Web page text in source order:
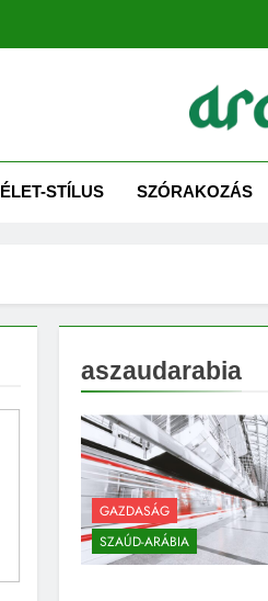
Kapcsolódj az Arab
ÉLET-STÍLUS SZÓRAKOZÁS
aszaudarabia
GAZDASÁG
SZAÚD-ARÁBIA